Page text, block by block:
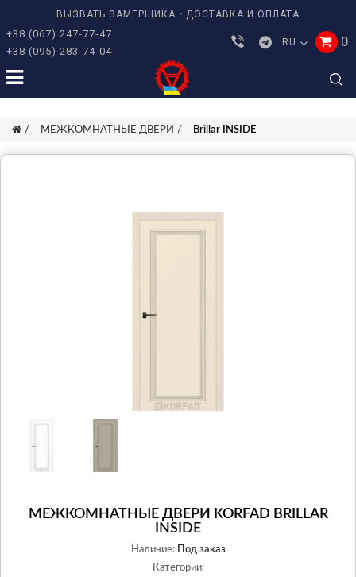
ВЫЗВАТЬ ЗАМЕРЩИКА ДОСТАВКА И ОПЛАТА
+38 (067) 247-77-47
+38 (095) 283-74-04
RU 0
МЕЖКОМНАТНЫЕ ДВЕРИ Brillar INSIDE
МЕЖКОМНАТНЫЕ ДВЕРИ KORFAD BRILLAR
INSIDE
Наличие:
Под заказ
Категории: